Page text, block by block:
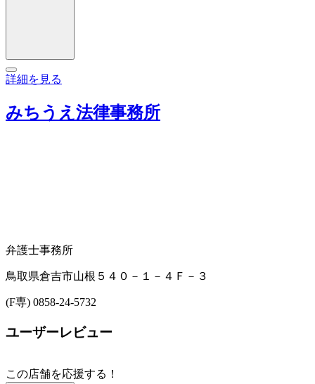
詳細を見る
みちうえ法律事務所
弁護士事務所
鳥取県倉吉市山根５４０－１－４Ｆ－３
(F専) 0858-24-5732
ユーザーレビュー
この店舗を応援する！